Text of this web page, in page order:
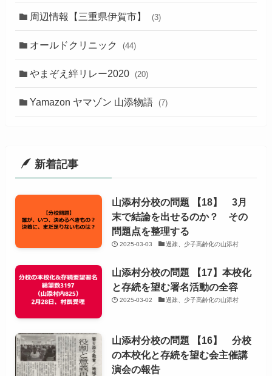
周辺情報【三重県伊賀市】 (3)
オールドクリニック (44)
やまぞえ絆リレー2020 (20)
Yamazon ヤマゾン 山添物語 (7)
新着記事
山添村分校の問題 【18】 3月
末で結論を出せるのか？ その
問題点を整理する
2025-03-03 過疎、少子高齢化の山添村
山添村分校の問題 【17】本校化
と存続を望む署名活動の全容
2025-03-02 過疎、少子高齢化の山添村
山添村分校の問題 【16】 分校
の本校化と存続を望む会主催講
演会の報告